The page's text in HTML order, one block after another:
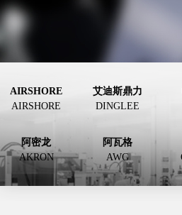
AIRSHORE
AIRSHORE
艾迪斯鼎力
DINGLEE
阿密龙
AKRON
阿瓦格
AWG